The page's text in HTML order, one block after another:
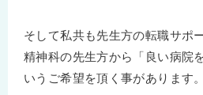
そして私共も先生方の転職サポ
精神科の先生方から「良い病院
いうご希望を頂く事があります。